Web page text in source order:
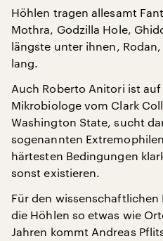
Höhlen tragen allesamt
Mothra, Godzilla Hole,
längste unter ihnen,
lang.
Auch Roberto Anitori ist
Mikrobiologe vom Clark
Washington State, sucht
sogenannten
härtesten Bedingungen
sonst existieren.
Für den
die Höhlen so etwas wie
Jahren kommt Andreas